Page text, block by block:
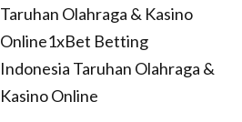
Taruhan Olahraga & Kasino
Online1xBet Betting
Indonesia Taruhan Olahraga &
Kasino Online